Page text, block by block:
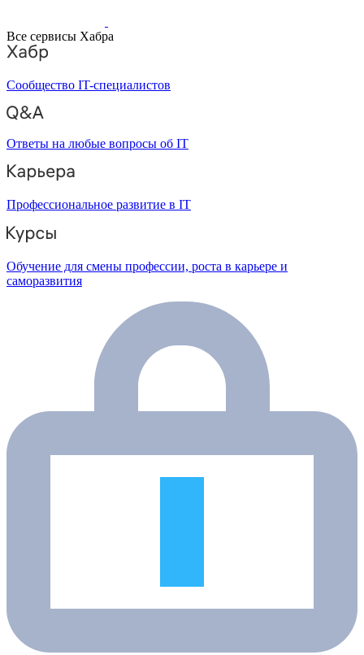
Все сервисы Хабра
Сообщество IT-специалистов
Ответы на любые вопросы об IT
Профессиональное развитие в IT
Обучение для смены профессии, роста в карьере и
саморазвития